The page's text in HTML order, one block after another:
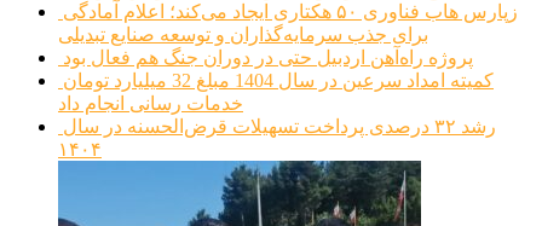
برای جذب سرمایه‌گذاران و توسعه صنایع تبدیلی
پروژه راه‌آهن اردبیل حتی در دوران جنگ هم فعال بود
خدمات رسانی انجام داد
۱۴۰۴